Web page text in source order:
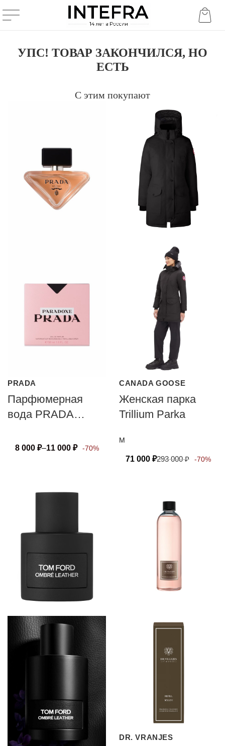
УПС! ТОВАР ЗАКОНЧИЛСЯ, НО
ЕСТЬ
С этим покупают
PRADA
Парфюмерная
вода PRADA
8 000 ₽–11 000 ₽ -70%
CANADA GOOSE
Женская парка
Trillium Parka
M
71 000 ₽293 000₽ -70%
DR. VRANJES